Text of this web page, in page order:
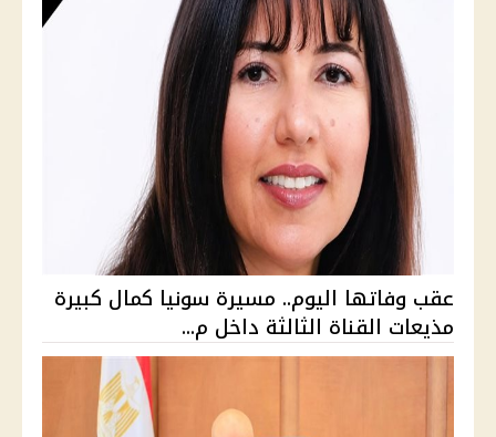
عقب وفاتها اليوم.. مسيرة سونيا كمال كبيرة
مذيعات القناة الثالثة داخل م...